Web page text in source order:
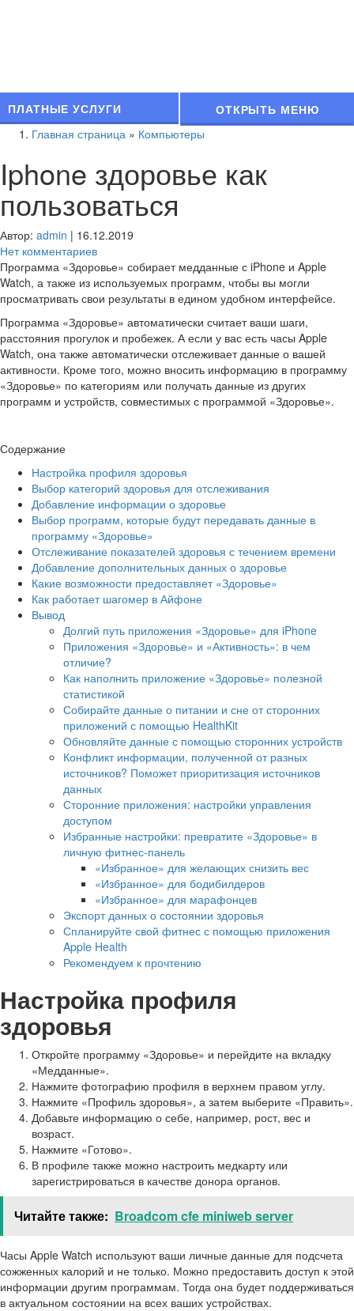
ОТКРЫТЬ МЕНЮ
ПЛАТНЫЕ УСЛУГИ
Главная страница » Компьютеры
Iphone здоровье как
пользоваться
Автор: admin | 16.12.2019
Нет комментариев
Программа «Здоровье» собирает медданные с iPhone и Apple
Watch, а также из используемых программ, чтобы вы могли
просматривать свои результаты в едином удобном интерфейсе.
Программа «Здоровье» автоматически считает ваши шаги,
расстояния прогулок и пробежек. А если у вас есть часы Apple
Watch, она также автоматически отслеживает данные о вашей
активности. Кроме того, можно вносить информацию в программу
«Здоровье» по категориям или получать данные из других
программ и устройств, совместимых с программой «Здоровье».
Содержание
Настройка профиля здоровья
Выбор категорий здоровья для отслеживания
Добавление информации о здоровье
Выбор программ, которые будут передавать данные в
программу «Здоровье»
Отслеживание показателей здоровья с течением времени
Добавление дополнительных данных о здоровье
Какие возможности предоставляет «Здоровье»
Как работает шагомер в Айфоне
Вывод
Долгий путь приложения «Здоровье» для iPhone
Приложения «Здоровье» и «Активность»: в чем
отличие?
Как наполнить приложение «Здоровье» полезной
статистикой
Собирайте данные о питании и сне от сторонних
приложений с помощью HealthKit
Обновляйте данные с помощью сторонних устройств
Конфликт информации, полученной от разных
источников? Поможет приоритизация источников
данных
Сторонние приложения: настройки управления
доступом
Избранные настройки: превратите «Здоровье» в
личную фитнес-панель
«Избранное» для желающих снизить вес
«Избранное» для бодибилдеров
«Избранное» для марафонцев
Экспорт данных о состоянии здоровья
Спланируйте свой фитнес с помощью приложения
Apple Health
Рекомендуем к прочтению
Настройка профиля
здоровья
Откройте программу «Здоровье» и перейдите на вкладку
«Медданные».
Нажмите фотографию профиля в верхнем правом углу.
Нажмите «Профиль здоровья», а затем выберите «Править».
Добавьте информацию о себе, например, рост, вес и
возраст.
Нажмите «Готово».
В профиле также можно настроить медкарту или
зарегистрироваться в качестве донора органов.
Читайте также: Broadcom cfe miniweb server
Часы Apple Watch используют ваши личные данные для подсчета
сожженных калорий и не только. Можно предоставить доступ к этой
информации другим программам. Тогда она будет поддерживаться
в актуальном состоянии на всех ваших устройствах.